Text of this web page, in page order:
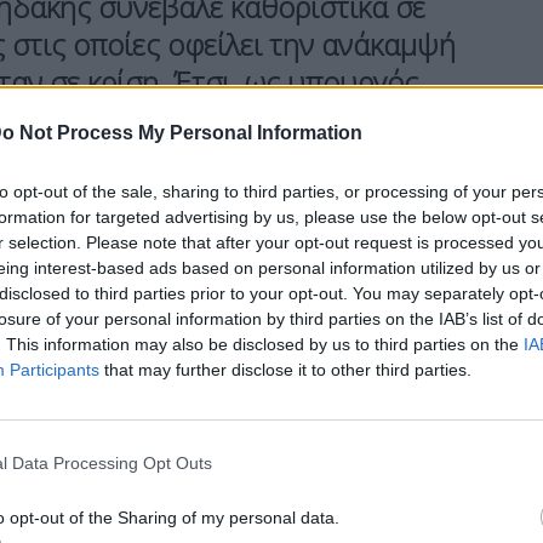
Not Process My Personal Information
opt-out of the sale, sharing to third parties, or processing of your
for targeted advertising by us, please use the below opt-out
selection. Please note that after your opt-out request is processed
interest-based ads based on personal information utilized by us
to third parties prior to your opt-out. You may separately
of your personal information by third parties on the IAB’s list of
This information may also be disclosed by us to third parties on the
Participants that may further disclose it to other third parties.
Data Processing Opt Outs
opt-out of the Sharing of my personal data.
οποίες οφείλει την ανάκαμψή
σε κρίση. Έτσι, ως υπουργός
θέσπισε μια μεταρρύθμιση
μεταξύ άλλων, πιο ευέλικτα
του χρόνου εργασίας.
υπερωριών σε πραγματικό
εργασίας. Ως υπουργός
την καταπολέμηση της
της γερμανικής εφημερίδας
ελληνικής οικονομίας